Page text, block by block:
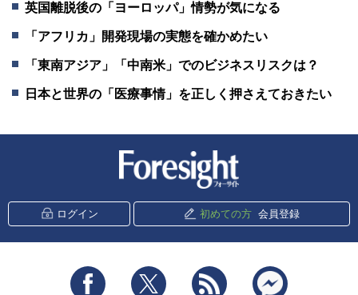
英国離脱後の「ヨーロッパ」情勢が気になる
「アフリカ」開発現場の実態を確かめたい
「東南アジア」「中南米」でのビジネスリスクは？
日本と世界の「医療事情」を正しく押さえておきたい
ログイン 初めての方 会員登録
Facebook Twitter RSS